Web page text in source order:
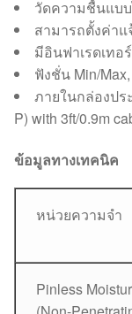
วัดความชื้นแบ
สามารถตั้งค่าแ
มีอินฟาเรดเทอ
ฟังชั่น Min/
ภายในกล่องปร
P) with 3ft/0.9m
ข้อมูลทางเทคนิค
หน่วยความจำ
Pinless